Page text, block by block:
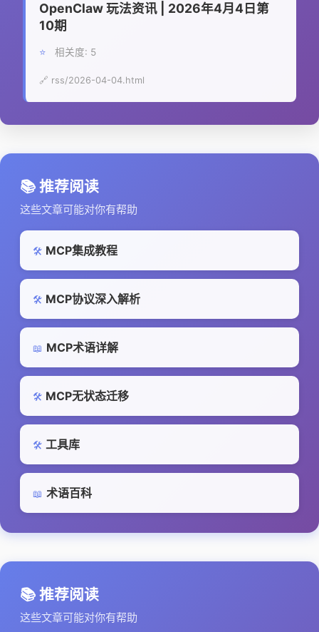
OpenClaw 玩法资讯 | 2026年4月4日第
10期
⭐ 相关度: 5
🔗 rss/2026-04-04.html
📚 推荐阅读
这些文章可能对你有帮助
🛠️ MCP集成教程
🛠️ MCP协议深入解析
📖 MCP术语详解
🛠️ MCP无状态迁移
🛠️ 工具库
📖 术语百科
📚 推荐阅读
这些文章可能对你有帮助